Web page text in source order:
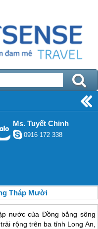
Ms. Tuyết Chinh
0916 172 338
Tháp Mười
nước của Đồng bằng sông
rộng trên ba tỉnh Long An,